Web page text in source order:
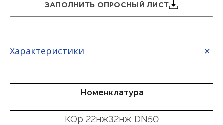
ЗАПОЛНИТЬ ОПРОСНЫЙ ЛИСТ
Характеристики
Номенклатура
КОр 22нж32нж DN50